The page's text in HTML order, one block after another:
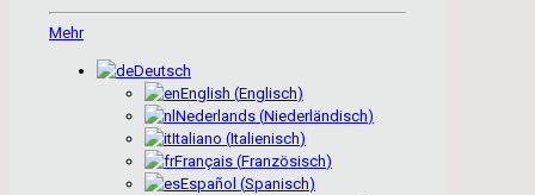
Mehr
Deutsch
English (Englisch)
Nederlands (Niederländisch)
Italiano (Italienisch)
Français (Französisch)
Español (Spanisch)